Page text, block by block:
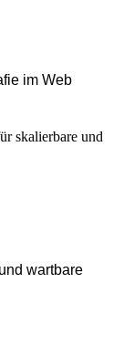
im Web
wartbare